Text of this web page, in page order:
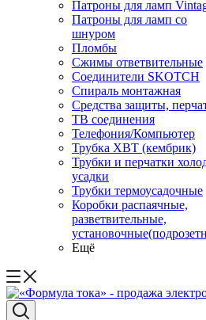
Патроны для ламп
Патроны для ламп со
шнуром
Пломбы
Сжимы ответвительные
Соединители SKOTCH
Спираль монтажная
Средства защиты,
ТВ соединения
Телефония/Компьютер
Трубка ХВТ (кембрик)
Трубки и перчатки
усадки
Трубки термоусадочные
Коробки распаячные,
разветвительные,
Ещё